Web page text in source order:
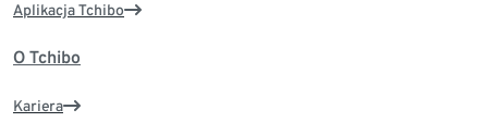
Aplikacja Tchibo
O Tchibo
Kariera